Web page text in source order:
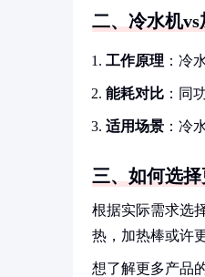
二、冷水机
工作原理 ：冷
能耗对比 ：同
适用场景 ：冷
三、如何选
根据实际需求选
热，加热棒或许
想了解更多产品